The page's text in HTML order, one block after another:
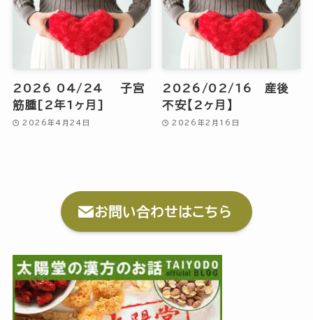
2026 04/24 子宮
筋腫[2年1ヶ月]
2026年4月24日
2026/02/16 産後
不安【2ヶ月】
2026年2月16日
お問い合わせはこちら